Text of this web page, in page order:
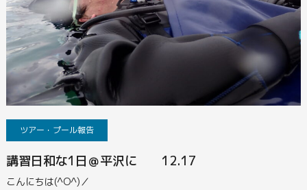
ツアー・プール報告
講習日和な1日＠平沢に 12.17
こんにちは(^O^)／